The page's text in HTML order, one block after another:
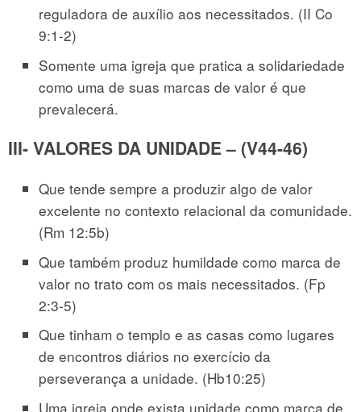
reguladora de auxílio aos necessitados. (II Co
9:1-2)
Somente uma igreja que pratica a solidariedade
como uma de suas marcas de valor é que
prevalecerá.
III- VALORES DA UNIDADE – (V44-46)
Que tende sempre a produzir algo de valor
excelente no contexto relacional da comunidade.
(Rm 12:5b)
Que também produz humildade como marca de
valor no trato com os mais necessitados. (Fp
2:3-5)
Que tinham o templo e as casas como lugares
de encontros diários no exercício da
perseverança a unidade. (Hb10:25)
Uma igreja onde exista unidade como marca de